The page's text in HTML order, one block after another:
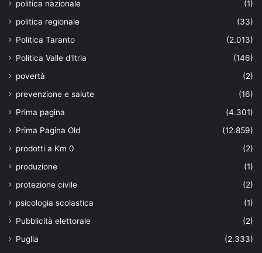
politica nazionale
(1)
politica regionale
(33)
Politica Taranto
(2.013)
Politica Valle d'Itria
(146)
povertà
(2)
prevenzione e salute
(16)
Prima pagina
(4.301)
Prima Pagina Old
(12.859)
prodotti a Km 0
(2)
produzione
(1)
protezione civile
(2)
psicologia scolastica
(1)
Pubblicità elettorale
(2)
Puglia
(2.333)